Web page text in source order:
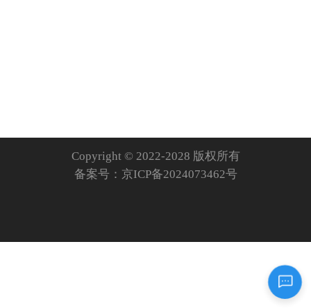
Copyright © 2022-2028 版权所有
备案号： 京ICP备2024073462号